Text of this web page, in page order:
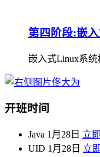
第四阶段:嵌
嵌入式Linux系统
开班时间
Java 1月28日 立
UID 1月28日 立